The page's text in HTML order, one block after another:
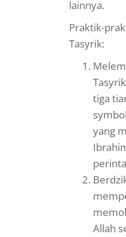
lainnya.
Praktik-
Tasyrik:
tiga
yang
Allah